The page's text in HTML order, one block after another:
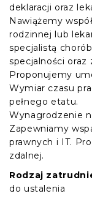
deklaracji oraz
Nawiążemy
rodzinnej lub
specjalistą
specjalności oraz
Proponujemy
Wymiar czasu
pełnego etatu.
Wynagrodzenie
Zapewniamy
prawnych i IT.
zdalnej.
Rodzaj
do ustalenia